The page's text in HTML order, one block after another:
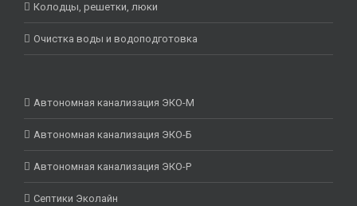
Колодцы, решетки, люки
Очистка воды и водоподготовка
Автономная канализация ЭКО-М
Автономная канализация ЭКО-Б
Автономная канализация ЭКО-Р
Септики Эколайн